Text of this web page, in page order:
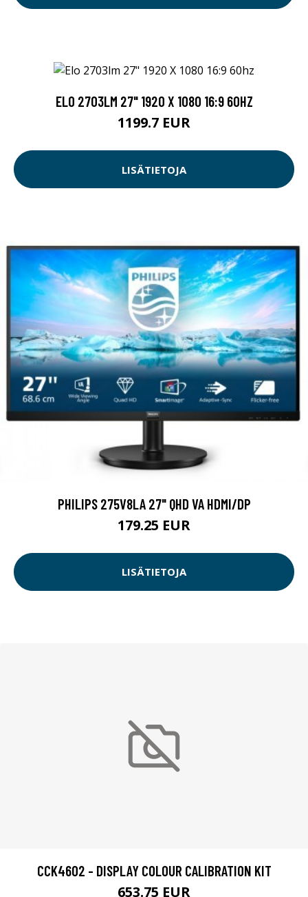
ELO 2703LM 27" 1920 X 1080 16:9 60HZ
1199.7 EUR
LISÄTIETOJA
PHILIPS 275V8LA 27" QHD VA HDMI/DP
179.25 EUR
LISÄTIETOJA
CCK4602 - DISPLAY COLOUR CALIBRATION KIT
653.75 EUR